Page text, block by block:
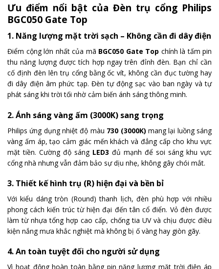
Ưu điểm nổi bật của Đèn trụ cổng Philips
BGC050 Gate Top
1. Năng lượng mặt trời sạch – Không cần đi dây điện
Điểm cộng lớn nhất của mã BGC050 Gate Top chính là tấm pin
thu năng lượng được tích hợp ngay trên đỉnh đèn. Bạn chỉ cần
cố định đèn lên trụ cổng bằng ốc vít, không cần đục tường hay
đi dây điện âm phức tạp. Đèn tự động sạc vào ban ngày và tự
phát sáng khi trời tối nhờ cảm biến ánh sáng thông minh.
2. Ánh sáng vàng ấm (3000K) sang trọng
Philips ứng dụng nhiệt độ màu 730 (3000K) mang lại luồng sáng
vàng ấm áp, tạo cảm giác mến khách và đẳng cấp cho khu vực
mặt tiền. Cường độ sáng LED3 đủ mạnh để soi sáng khu vực
cổng nhà nhưng vẫn đảm bảo sự dịu nhẹ, không gây chói mắt.
3. Thiết kế hình trụ (R) hiện đại và bền bỉ
Với kiểu dáng tròn (Round) thanh lịch, đèn phù hợp với nhiều
phong cách kiến trúc từ hiện đại đến tân cổ điển. Vỏ đèn được
làm từ nhựa tổng hợp cao cấp, chống tia UV và chịu được điều
kiện nắng mưa khắc nghiệt mà không bị ố vàng hay giòn gãy.
4. An toàn tuyệt đối cho người sử dụng
Vì hoạt động hoàn toàn bằng pin năng lượng mặt trời điện áp